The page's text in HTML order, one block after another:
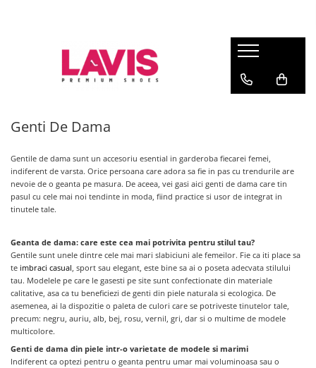
Pantofi cu toc din piele
Balerini dama
Ghete dama piele
Cizme dama piele
Ultima Pereche Dama
Pantofi barbati piele
Mocasini barbati din piele
Curele barbati din piele naturala
Curele dama din piele naturala
Bit Bontimes
Denis
Epica
Guban
Otter
Prego
Genti De Dama
Gentile de dama sunt un accesoriu esential in garderoba fiecarei femei,
indiferent de varsta. Orice persoana care adora sa fie in pas cu trendurile are
nevoie de o geanta pe masura. De aceea, vei gasi aici genti de dama care tin
pasul cu cele mai noi tendinte in moda, fiind practice si usor de integrat in
tinutele tale.
Geanta de dama: care este cea mai potrivita pentru stilul tau?
Gentile sunt unele dintre cele mai mari slabiciuni ale femeilor. Fie ca iti place sa
te imbraci casual, sport sau elegant, este bine sa ai o poseta adecvata stilului
tau. Modelele pe care le gasesti pe site sunt confectionate din materiale
calitative, asa ca tu beneficiezi de genti din piele naturala si ecologica. De
asemenea, ai la dispozitie o paleta de culori care se potriveste tinutelor tale,
precum: negru, auriu, alb, bej, rosu, vernil, gri, dar si o multime de modele
multicolore.
Genti de dama din piele intr-o varietate de modele si marimi
Indiferent ca optezi pentru o geanta pentru umar mai voluminoasa sau o